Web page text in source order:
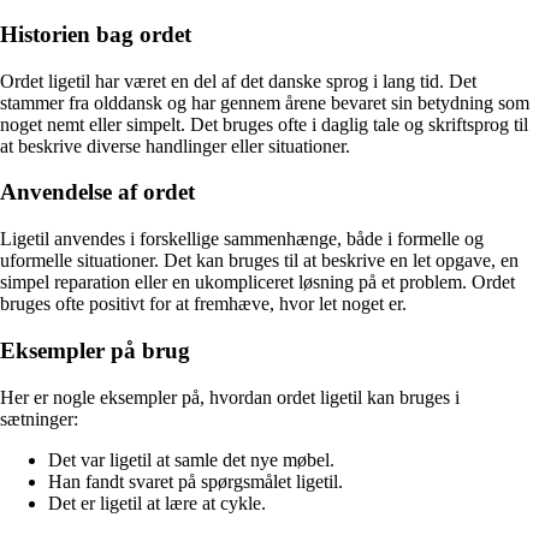
Historien bag ordet
Ordet ligetil har været en del af det danske sprog i lang tid. Det
stammer fra olddansk og har gennem årene bevaret sin betydning som
noget nemt eller simpelt. Det bruges ofte i daglig tale og skriftsprog til
at beskrive diverse handlinger eller situationer.
Anvendelse af ordet
Ligetil anvendes i forskellige sammenhænge, både i formelle og
uformelle situationer. Det kan bruges til at beskrive en let opgave, en
simpel reparation eller en ukompliceret løsning på et problem. Ordet
bruges ofte positivt for at fremhæve, hvor let noget er.
Eksempler på brug
Her er nogle eksempler på, hvordan ordet ligetil kan bruges i
sætninger:
Det var ligetil at samle det nye møbel.
Han fandt svaret på spørgsmålet ligetil.
Det er ligetil at lære at cykle.